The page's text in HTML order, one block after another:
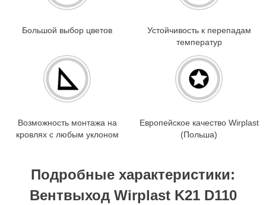
Большой выбор цветов
Устойчивость к перепадам
температур
Возможность монтажа на
кровлях с любым уклоном
Европейское качество Wirplast
(Польша)
Подробные характеристики:
Вентвыход Wirplast K21 D110